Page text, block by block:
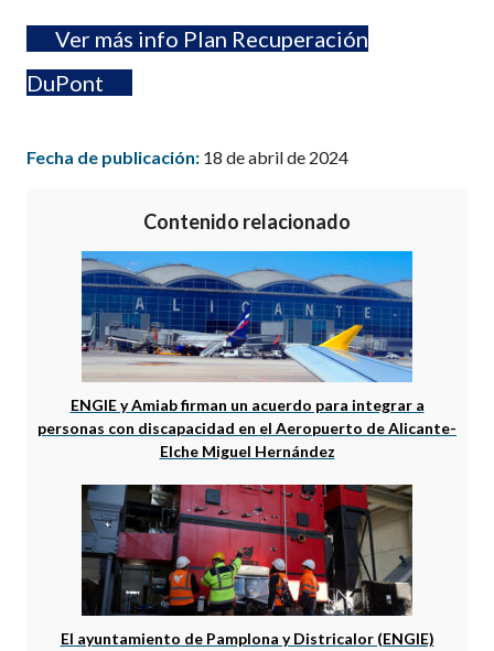
Ver más info Plan Recuperación
DuPont
Fecha de publicación: 18 de abril de 2024
Contenido relacionado
ENGIE y Amiab firman un acuerdo para integrar a
personas con discapacidad en el Aeropuerto de Alicante-
Elche Miguel Hernández
El ayuntamiento de Pamplona y Districalor (ENGIE)